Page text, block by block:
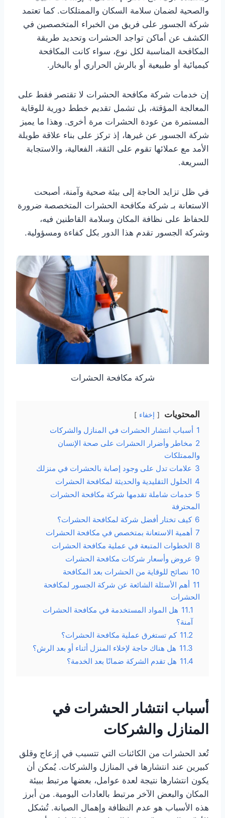
والصحية لضمان سلامة السكان والممتلكات. كما تعتمد
شركة الجسور على فريق من الخبراء المتخصصين في
الكشف عن أماكن تواجد الحشرات وتحديد طريقة
المكافحة المناسبة لكل نوع، سواء كانت المكافحة
كيميائية أو طبيعية أو بالرش الحراري أو بالبخار.
إن خدمات شركة مكافحة الحشرات لا تقتصر فقط على
المعالجة المؤقتة، بل تشمل تقديم خطط دورية للوقاية
المستمرة من عودة الحشرات مرة أخرى. وهذا ما يميز
شركة الجسور عن غيرها، إذ تركز على بناء علاقة طويلة
الأمد مع عملائها تقوم على الثقة، الفعالية، والاستجابة
السريعة.
في ظل تزايد الحاجة إلى بيئة صحية وآمنة، أصبحت
الاستعانة بـ شركة مكافحة الحشرات المتخصصة ضرورة
للحفاظ على نظافة المكان وسلامة القاطنين فيه،
وشركة الجسور تقدم هذا الدور بكل كفاءة ومسؤولية.
شركة مكافحة الحشرات
المحتويات إخفاء
1 أسباب انتشار الحشرات في المنازل والشركات
2 مخاطر وأضرار الحشرات على صحة الإنسان
والممتلكات
3 علامات تدل على وجود إصابة بالحشرات في منزلك
4 الحلول التقليدية والحديثة لمكافحة الحشرات
5 خدمات شاملة تقدمها شركة مكافحة الحشرات
المحترفة
6 كيف تختار أفضل شركة لمكافحة الحشرات؟
7 أهمية الاستعانة بمتخصص في مكافحة الحشرات
8 الخطوات المتبعة في عملية مكافحة الحشرات
9 عروض وأسعار شركات مكافحة الحشرات
10 نصائح للوقاية من الحشرات بعد المكافحة
11 أهم الأسئلة الشائعة عن شركة الجسور لمكافحة
الحشرات
11.1 هل المواد المستخدمة في مكافحة الحشرات
آمنة؟
11.2 كم تستغرق عملية مكافحة الحشرات؟
11.3 هل هناك حاجة لإخلاء المنزل أثناء أو بعد الرش؟
11.4 هل تقدم الشركة ضمانًا بعد الخدمة؟
أسباب انتشار الحشرات في
المنازل والشركات
تُعد الحشرات من الكائنات التي تتسبب في إزعاج وقلق
كبيرين عند انتشارها في المنازل والشركات. يُمكن أن
يكون انتشارها نتيجة لعدة عوامل، بعضها مرتبط ببيئة
المكان والبعض الآخر مرتبط بالعادات اليومية. من أبرز
هذه الأسباب هو عدم النظافة وإهمال الصيانة. تُشكل